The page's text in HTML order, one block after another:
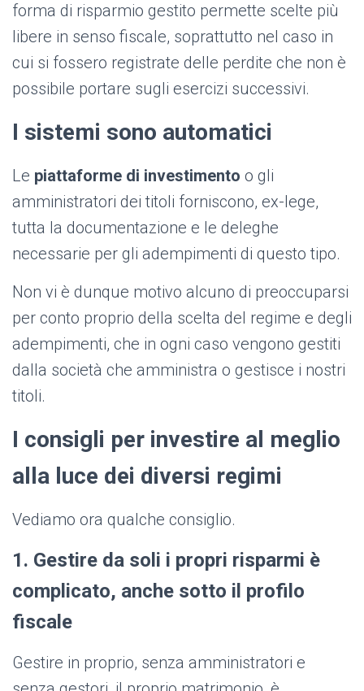
forma di risparmio gestito permette scelte più
libere in senso fiscale, soprattutto nel caso in
cui si fossero registrate delle perdite che non è
possibile portare sugli esercizi successivi.
I sistemi sono automatici
Le piattaforme di investimento o gli
amministratori dei titoli forniscono, ex-lege,
tutta la documentazione e le deleghe
necessarie per gli adempimenti di questo tipo.
Non vi è dunque motivo alcuno di preoccuparsi
per conto proprio della scelta del regime e degli
adempimenti, che in ogni caso vengono gestiti
dalla società che amministra o gestisce i nostri
titoli.
I consigli per investire al meglio
alla luce dei diversi regimi
Vediamo ora qualche consiglio.
1. Gestire da soli i propri risparmi è
complicato, anche sotto il profilo
fiscale
Gestire in proprio, senza amministratori e